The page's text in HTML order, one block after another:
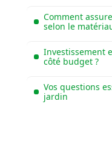
Comment
selon le
Investissement
côté budget ?
Vos questions
jardin